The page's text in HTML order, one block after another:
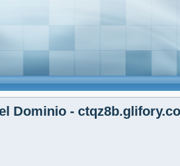
Dominio -